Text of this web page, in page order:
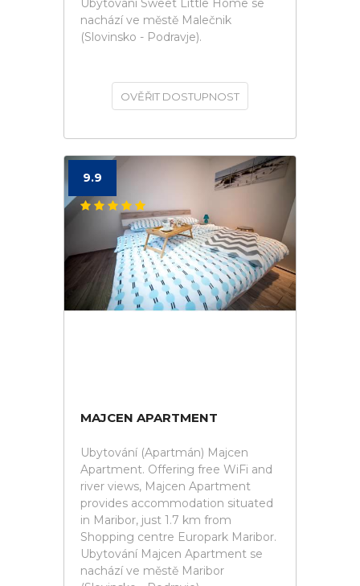
Ubytování Sweet Little Home se
nachází ve městě Malečnik
(Slovinsko - Podravje).
OVĚŘIT DOSTUPNOST
9.9
MAJCEN APARTMENT
Ubytování (Apartmán) Majcen
Apartment. Offering free WiFi and
river views, Majcen Apartment
provides accommodation situated
in Maribor, just 1.7 km from
Shopping centre Europark Maribor.
Ubytování Majcen Apartment se
nachází ve městě Maribor